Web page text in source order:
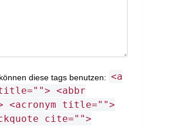
diese tags benutzen: <a
<abbr
title="">
cite="">